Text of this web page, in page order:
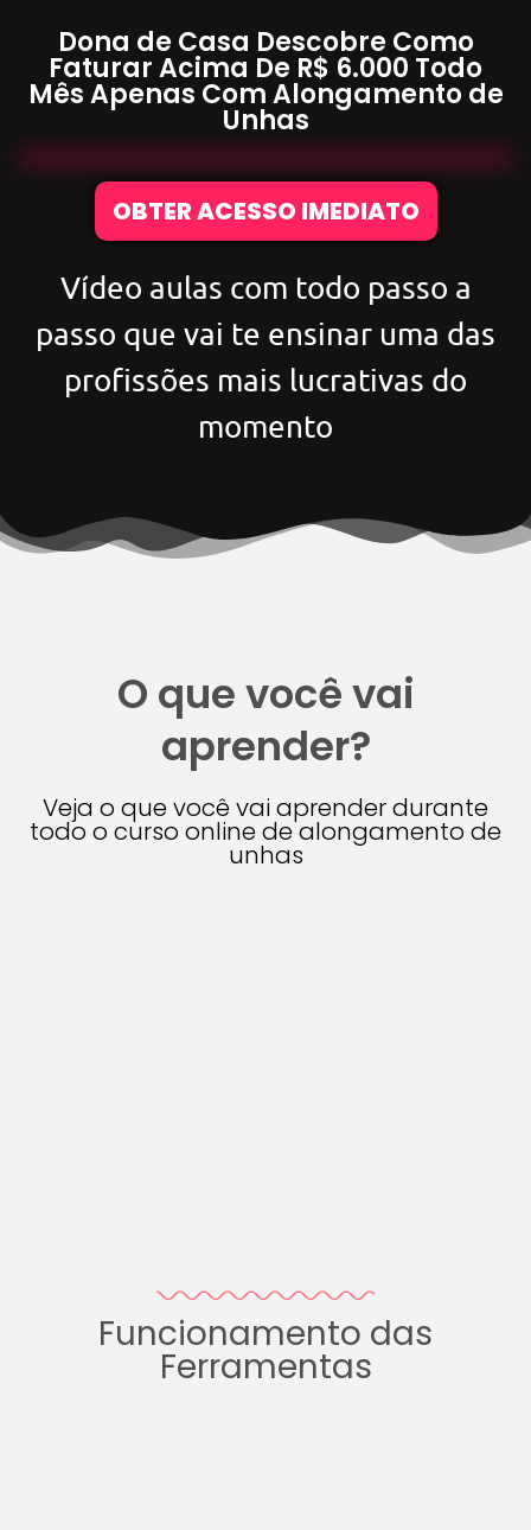
Dona de Casa Descobre Como
Faturar Acima De R$ 6.000 Todo
Mês Apenas ComAlongamento de
Unhas
OBTER ACESSO IMEDIATO
Vídeo aulas com todo passo a
passo que vai te ensinar uma das
profissões mais lucrativas do
momento
O que você vai
aprender?
Veja o que você vai aprender durante
todo o curso online de alongamento de
unhas
Funcionamento das
Ferramentas